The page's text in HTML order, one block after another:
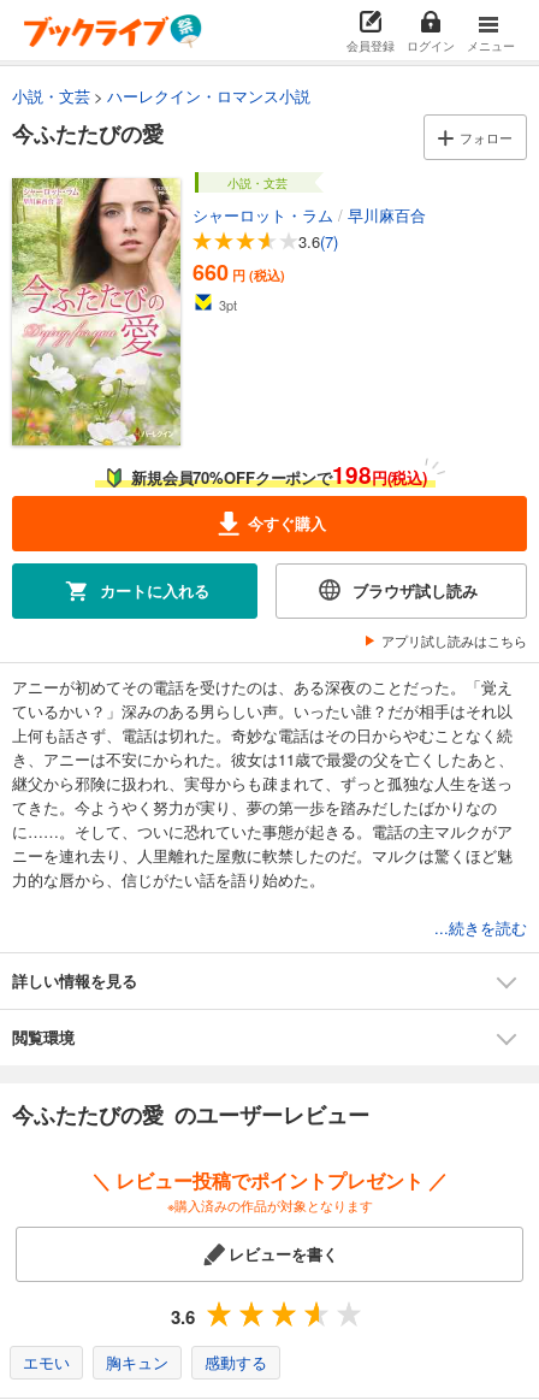
会員登録 ログイン メニュー
小説・文芸 ハーレクイン・ロマンス小説
今ふたたびの愛 フォロー
小説・文芸
シャーロット・ラム / 早川麻百合
3.6(7)
660 円 (税込)
3pt
新規会員70%OFFクーポンで198円(税込)
今すぐ購入
カートに入れる ブラウザ試し読み
アプリ試し読みはこちら
アニーが初めてその電話を受けたのは、ある深夜のことだった。「覚え
ているかい？」深みのある男らしい声。いったい誰？だが相手はそれ以
上何も話さず、電話は切れた。奇妙な電話はその日からやむことなく続
き、アニーは不安にかられた。彼女は11歳で最愛の父を亡くしたあと、
継父から邪険に扱われ、実母からも疎まれて、ずっと孤独な人生を送っ
てきた。今ようやく努力が実り、夢の第一歩を踏みだしたばかりなの
に……。そして、ついに恐れていた事態が起きる。電話の主マルクがア
ニーを連れ去り、人里離れた屋敷に軟禁したのだ。マルクは驚くほど魅
力的な唇から、信じがたい話を語り始めた。
■時代を超えて繰り返される男女の不思議な縁を、シャーロット・ラムが
情感たっぷりに描きます。
...続きを読む
詳しい情報を見る
閲覧環境
今ふたたびの愛 のユーザーレビュー
＼ レビュー投稿でポイントプレゼント ／
※購入済みの作品が対象となります
レビューを書く
3.6
エモい 胸キュン 感動する